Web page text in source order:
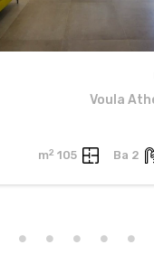
Voula
2 Ba
105 m
2